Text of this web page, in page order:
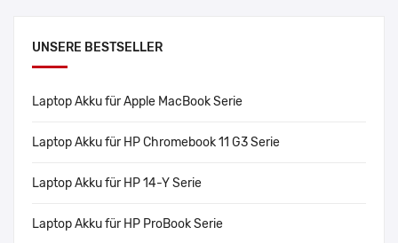
UNSERE BESTSELLER
Laptop Akku für Apple MacBook Serie
Laptop Akku für HP Chromebook 11 G3 Serie
Laptop Akku für HP 14-Y Serie
Laptop Akku für HP ProBook Serie